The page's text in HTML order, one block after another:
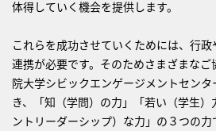
体得していく機会を提供します。
これらを成功させていくためには、行
連携が必要です。そのためさまざまな
院大学シビックエンゲージメントセン
き、「知（学問）の力」「若い（学生
ントリーダーシップ）な力」の３つの